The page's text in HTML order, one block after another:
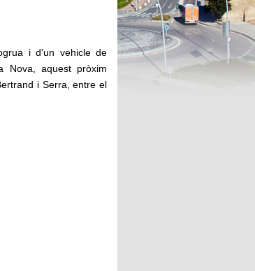
i d'un vehicle de
Nova, aquest pròxim
i Serra, entre el